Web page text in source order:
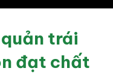
trái
đạt chất